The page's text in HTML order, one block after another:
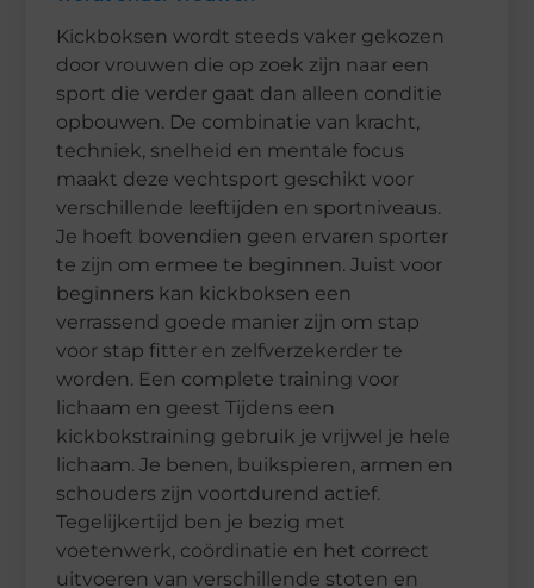
Kickboksen wordt steeds vaker gekozen
door vrouwen die op zoek zijn naar een
sport die verder gaat dan alleen conditie
opbouwen. De combinatie van kracht,
techniek, snelheid en mentale focus
maakt deze vechtsport geschikt voor
verschillende leeftijden en sportniveaus.
Je hoeft bovendien geen ervaren sporter
te zijn om ermee te beginnen. Juist voor
beginners kan kickboksen een
verrassend goede manier zijn om stap
voor stap fitter en zelfverzekerder te
worden. Een complete training voor
lichaam en geest Tijdens een
kickbokstraining gebruik je vrijwel je hele
lichaam. Je benen, buikspieren, armen en
schouders zijn voortdurend actief.
Tegelijkertijd ben je bezig met
voetenwerk, coördinatie en het correct
uitvoeren van verschillende stoten en